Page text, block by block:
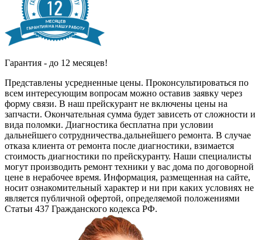
Гарантия - до 12 месяцев!
Представлены усредненные цены. Проконсультироваться по
всем интересующим вопросам можно оставив заявку через
форму связи. В наш прейскурант не включены цены на
запчасти. Окончательная сумма будет зависеть от сложности и
вида поломки. Диагностика бесплатна при условии
дальнейшего сотрудничества.дальнейшего ремонта. В случае
отказа клиента от ремонта после диагностики, взимается
стоимость диагностики по прейскуранту. Наши специалисты
могут производить ремонт техники у вас дома по договорной
цене в нерабочее время. Информация, размещенная на сайте,
носит ознакомительный характер и ни при каких условиях не
является публичной офертой, определяемой положениями
Статьи 437 Гражданского кодекса РФ.